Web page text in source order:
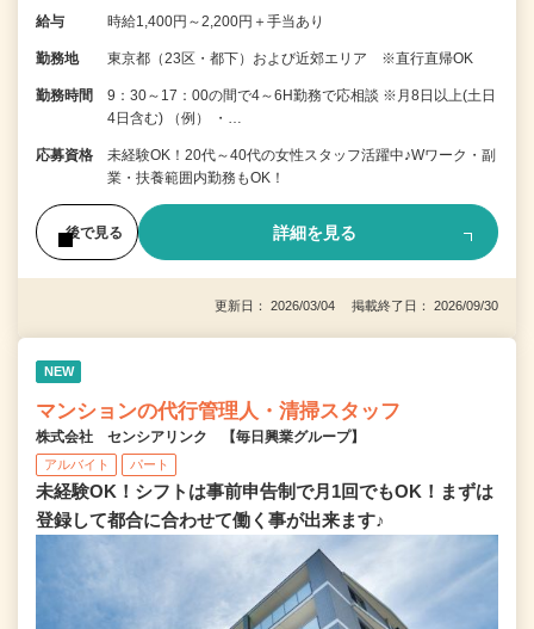
給与 時給1,400円～2,200円＋手当あり
勤務地 東京都（23区・都下）および近郊エリア ※直行直帰OK
勤務時間
9：30～17：00の間で4～6H勤務で応相談 ※月8日以上(土日
4日含む) （例） ・…
応募資格
未経験OK！20代～40代の女性スタッフ活躍中♪Wワーク・副
業・扶養範囲内勤務もOK！
後で見る 詳細を見る
更新日： 2026/03/04 掲載終了日： 2026/09/30
NEW
マンションの代行管理人・清掃スタッフ
株式会社 センシアリンク 【毎日興業グループ】
アルバイト パート
未経験OK！シフトは事前申告制で月1回でもOK！まずは
登録して都合に合わせて働く事が出来ます♪